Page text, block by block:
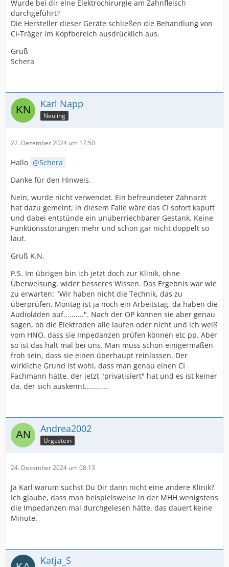
Wurde bei dir eine Elektrochirurgie am Zahnfleisch
durchgeführt?
Die Hersteller dieser Geräte schließen die Behandlung von
CI-Träger im Kopfbereich ausdrücklich aus.
Gruß
Schera
Karl Napp
Neuling
22. Dezember 2024 um 17:50
Hallo
Schera
Danke für den Hinweis.
Nein, wurde nicht verwendet. Ein befreundeter Zahnarzt
hat dazu gemeint, in diesem Falle wäre das CI sofort kaputt
und dabei entstünde ein unüberriechbarer Gestank. Keine
Funktionsstörungen mehr und schon gar nicht doppelt so
laut.
Gruß K.N.
P.S. Im übrigen bin ich jetzt doch zur Klinik, ohne
Überweisung, wider besseres Wissen. Das Ergebnis war wie
zu erwarten: "Wir haben nicht die Technik, das zu
überprüfen. Montag ist ja noch ein Arbeitstag, da haben die
Audioläden auf..........". Nach der OP können sie aber genau
sagen, ob die Elektroden alle laufen oder nicht und ich weiß
vom HNO, dass sie Impedanzen prüfen können etc pp. Aber
so ist das halt mal bei uns. Man muss schon einigermaßen
froh sein, dass sie einen überhaupt reinlassen. Der
wirkliche Grund ist wohl, dass man genau einen CI
Fachmann hatte, der jetzt "privatisiert" hat und es ist keiner
da, der sich auskennt...........
Andrea2002
Urgestein
24. Dezember 2024 um 08:13
Ja Karl warum suchst Du Dir dann nicht eine andere Klinik?
Ich glaube, dass man beispielsweise in der MHH wenigstens
die Impedanzen mal durchgelesen hätte, das dauert keine
Minute.
Katja_S